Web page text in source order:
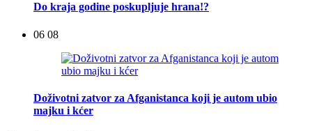
Do kraja godine poskupljuje hrana!?
06 08
Doživotni zatvor za Afganistanca koji je autom ubio
majku i kćer